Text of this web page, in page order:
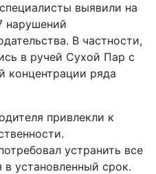
выявили на
нарушений
В частности,
в ручей Сухой Пар с
концентрации ряда
привлекли к
устранить все
установленный срок.